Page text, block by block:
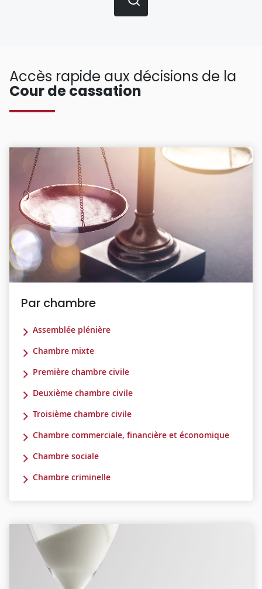
Accès rapide aux décisions de la
Cour de cassation
Par chambre
Assemblée plénière
Chambre mixte
Première chambre civile
Deuxième chambre civile
Troisième chambre civile
Chambre commerciale, financière et économique
Chambre sociale
Chambre criminelle